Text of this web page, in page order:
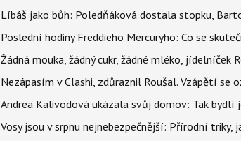
Líbáš jako bůh: Poledňáková dostala stopku,
Poslední hodiny Freddieho Mercuryho: Co se
Žádná mouka, žádný cukr, žádné mléko, jídelníček
Nezápasím v Clashi, zdůraznil Roušal. Vzápětí se
Andrea Kalivodová ukázala svůj domov: Tak
Vosy jsou v srpnu nejnebezpečnější: Přírodní triky,